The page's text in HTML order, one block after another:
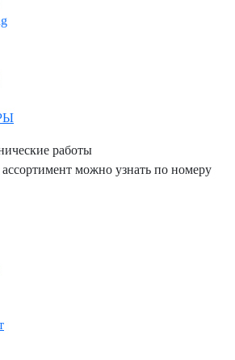
работы
можно узнать по номеру